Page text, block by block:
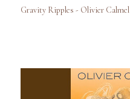
Gravity Ripples - Olivier Calmel